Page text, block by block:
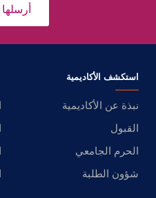
استكشف الأكاديمية
نبذة عن الأكاديمية
القبول
الحرم الجامعي
شؤون الطلبة